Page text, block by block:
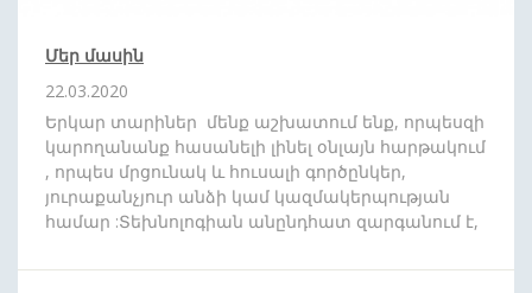
Մեր մասին
22.03.2020
Երկար տարիներ մենք աշխատում ենք, որպեսզի
կարողանանք հասանելի լինել օնլայն հարթակում
, որպես մրցունակ և հուսալի գործընկեր,
յուրաքանչյուր անձի կամ կազմակերպության
համար :Տեխնոլոգիան անընդհատ զարգանում է,
Մեր նպատակն է որ ձեզ հասանելի դարձնենք